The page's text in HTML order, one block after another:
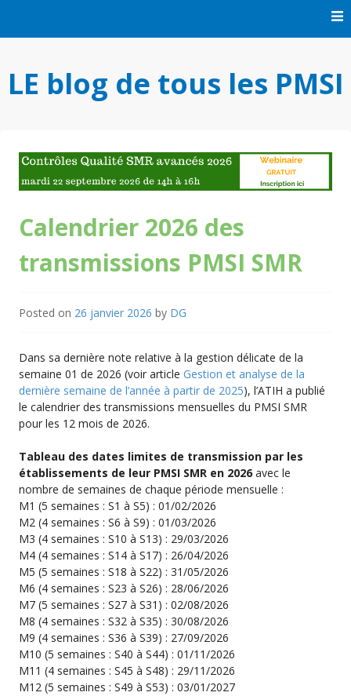
LE blog de tous les PMSI
Calendrier 2026 des
transmissions PMSI SMR
Posted on 26 janvier 2026 by DG
Dans sa dernière note relative à la gestion délicate de la
semaine 01 de 2026 (voir article Gestion et analyse de la
dernière semaine de l’année à partir de 2025), l’ATIH a publié
le calendrier des transmissions mensuelles du PMSI SMR
pour les 12 mois de 2026.
Tableau des dates limites de transmission par les
établissements de leur PMSI SMR en 2026 avec le
nombre de semaines de chaque période mensuelle :
M1 (5 semaines : S1 à S5) : 01/02/2026
M2 (4 semaines : S6 à S9) : 01/03/2026
M3 (4 semaines : S10 à S13) : 29/03/2026
M4 (4 semaines : S14 à S17) : 26/04/2026
M5 (5 semaines : S18 à S22) : 31/05/2026
M6 (4 semaines : S23 à S26) : 28/06/2026
M7 (5 semaines : S27 à S31) : 02/08/2026
M8 (4 semaines : S32 à S35) : 30/08/2026
M9 (4 semaines : S36 à S39) : 27/09/2026
M10 (5 semaines : S40 à S44) : 01/11/2026
M11 (4 semaines : S45 à S48) : 29/11/2026
M12 (5 semaines : S49 à S53) : 03/01/2027